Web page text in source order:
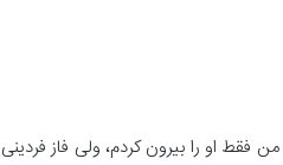
او را بیرون کردم، ولی فاز فردینی